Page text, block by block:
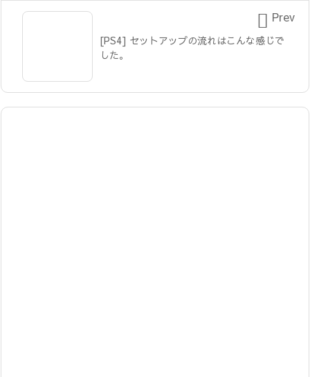
[PS4] セットアップの流れはこんな感じで
した。
 Prev